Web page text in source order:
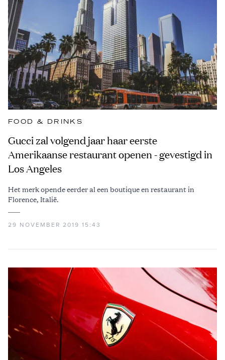
FOOD & DRINKS
Gucci zal volgend jaar haar eerste
Amerikaanse restaurant openen - gevestigd in
Los Angeles
Het merk opende eerder al een boutique en restaurant in
Florence, Italië.
29 NOVEMBER 2019 15:43